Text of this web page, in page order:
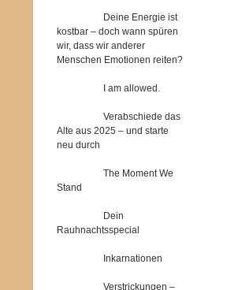
Deine Energie ist
kostbar – doch wann spüren
wir, dass wir anderer
Menschen Emotionen reiten?
I am allowed.
Verabschiede das
Alte aus 2025 – und starte
neu durch
The Moment We
Stand
Dein
Rauhnachtsspecial
Inkarnationen
Verstrickungen –